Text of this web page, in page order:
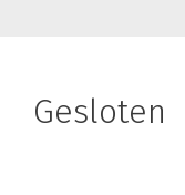
Gesloten